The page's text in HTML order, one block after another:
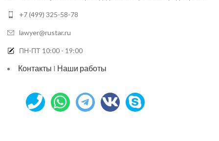
+7 (499) 325-58-78
lawyer@rustar.ru
ПН-ПТ 10:00 - 19:00
Контакты I Наши работы